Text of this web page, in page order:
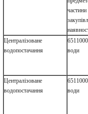
Централізоване
водопостачання
води
Централізоване
водопостачання
води